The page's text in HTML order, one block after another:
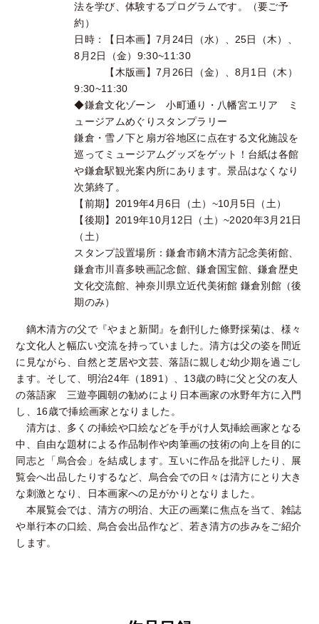
法を学び、体験するプログラムです。（要ご予
約）
日時：【日本画】7月24日（水）、25日（木）、
8月2日（金）9:30~11:30
【木版画】7月26日（金）、8月1日（木）
9:30~11:30
◆鎌倉文化ゾーン 小町通り・八幡宮エリア ミ
ュージアムめぐりスタンプラリー
鎌倉・雪ノ下と扇ガ谷地区に点在する文化施設を
巡ってミュージアムグッズをゲット！台紙は各館
や鎌倉駅観光案内所にあります。景品はなくなり
次第終了。
【前期】2019年4月6日（土）~10月5日（土）
【後期】2019年10月12日（土）~2020年3月21日
（土）
スタンプ設置場所：鎌倉市鏑木清方記念美術館、
鎌倉市川喜多映画記念館、鎌倉国宝館、鎌倉歴史
文化交流館、神奈川県立近代美術館 鎌倉別館（後
期のみ）
鏑木清方の父で『やまと新聞』を創刊した條野採菊は、様々
な文化人と幅広い交流を持っていました。清方は父の姿を間近
に見ながら、自然と芝居や文芸、落語に親しむ幼少期を過ごし
ます。そして、明治24年（1891）、13歳の時に父と父の友人
の落語家 三遊亭圓朝の勧めにより日本画家の水野年方に入門
し、16歳で挿絵画家となりました。
清方は、多くの挿絵や口絵などを手がけ人気挿絵画家となる
中、自由な題材による作品制作や肉筆画の技術の向上を目的に
同志と「烏合会」を結成します。互いに作品を批評したり、展
覧会へ出品したりするなど、烏合会での日々は清方にとり大き
な刺激となり、日本画家への足がかりとなりました。
本展覧会では、清方の明治、大正の画業に焦点を当て、雑誌
や単行本の口絵、烏合会出品作など、若き清方の歩みをご紹介
します。